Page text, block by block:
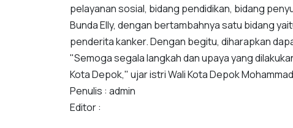
pelayanan sosial, bidang pendidikan, bidang
Bunda Elly, dengan bertambahnya satu bidang
penderita kanker. Dengan begitu, diharapkan
"Semoga segala langkah dan upaya yang
Kota Depok," ujar istri Wali Kota Depok
Penulis : admin
Editor :